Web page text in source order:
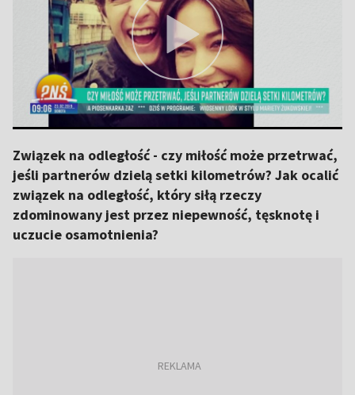
Związek na odległość - czy miłość może przetrwać,
jeśli partnerów dzielą setki kilometrów? Jak ocalić
związek na odległość, który siłą rzeczy
zdominowany jest przez niepewność, tęsknotę i
uczucie osamotnienia?